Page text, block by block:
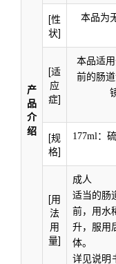
产
品
介
绍
[性
状]
本品为
[适
应
症]
本品适
前的肠
[规
格]
177ml：
[用
法
用
量]
成人
适当的肠
前，用水
升，服用
体。
详见说明